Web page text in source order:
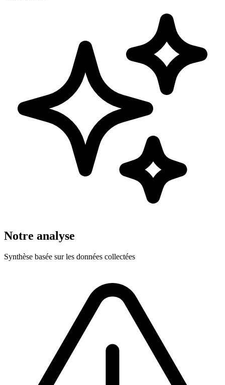
Notre analyse
Synthèse basée sur les données collectées